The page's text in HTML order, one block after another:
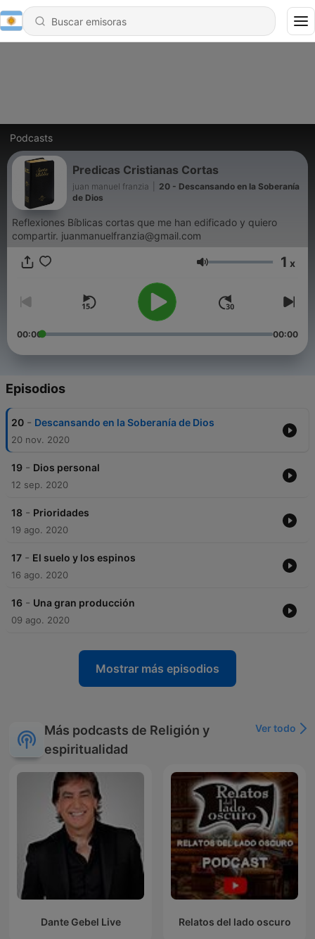
Podcasts
Predicas Cristianas Cortas
juan manuel franzia
20 - Descansando en la Soberanía
de Dios
Reflexiones Bíblicas cortas que me han edificado y quiero
compartir. juanmanuelfranzia@gmail.com
Volumen 1 x
00:00 00:00
Episodios
20 - Descansando en la Soberanía de Dios
20 nov. 2020
19 - Dios personal
12 sep. 2020
18 - Prioridades
19 ago. 2020
17 - El suelo y los espinos
16 ago. 2020
16 - Una gran producción
09 ago. 2020
Mostrar más episodios
Más podcasts de Religión y
espiritualidad
Ver todo
Dante Gebel Live Relatos del lado oscuro